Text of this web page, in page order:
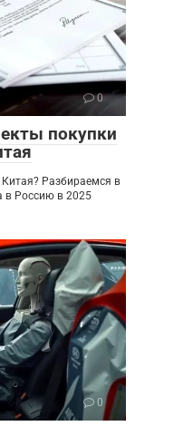
0
покупки
Разбираемся в
в Россию в 2025
0